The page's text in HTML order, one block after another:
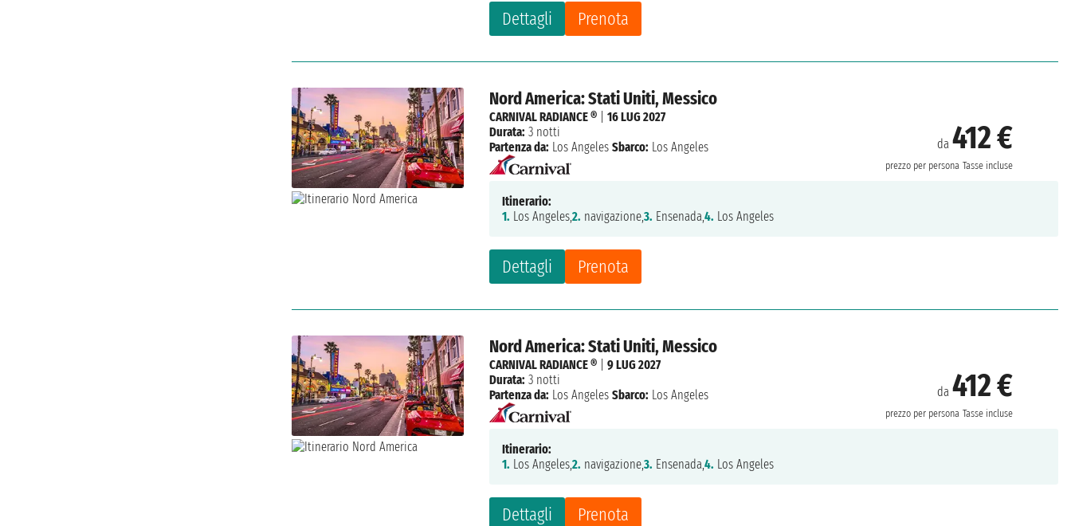
Dettagli Prenota
Nord America: Stati Uniti, Messico
da412 €
prezzo per persona Tasse incluse
Dettagli Prenota
CARNIVAL RADIANCE ® |16 LUG 2027
Durata: 3 notti
Partenza da: Los Angeles Sbarco: Los Angeles
Itinerario:
1. Los Angeles,2. navigazione,3. Ensenada,4. Los Angeles
Nord America: Stati Uniti, Messico
da412 €
prezzo per persona Tasse incluse
Dettagli Prenota
CARNIVAL RADIANCE ® |9 LUG 2027
Durata: 3 notti
Partenza da: Los Angeles Sbarco: Los Angeles
Itinerario:
1. Los Angeles,2. navigazione,3. Ensenada,4. Los Angeles